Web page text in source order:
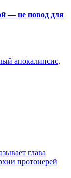
— не повод для
апокалипсис,
глава
протоиерей